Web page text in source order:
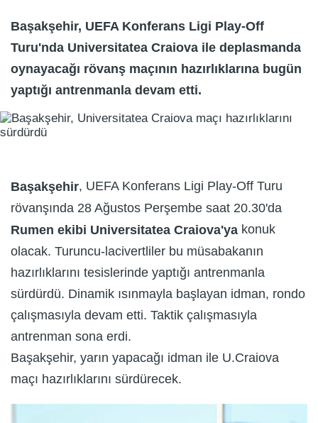
Başakşehir, UEFA Konferans Ligi Play-Off
Turu'nda Universitatea Craiova ile deplasmanda
oynayacağı rövanş maçının hazırlıklarına bugün
yaptığı antrenmanla devam etti.
Başakşehir, UEFA Konferans Ligi Play-Off Turu
rövanşında 28 Ağustos Perşembe saat 20.30'da
Rumen ekibi Universitatea Craiova'ya konuk
olacak. Turuncu-lacivertliler bu müsabakanın
hazırlıklarını tesislerinde yaptığı antrenmanla
sürdürdü. Dinamik ısınmayla başlayan idman, rondo
çalışmasıyla devam etti. Taktik çalışmasıyla
antrenman sona erdi.
Başakşehir, yarın yapacağı idman ile U.Craiova
maçı hazırlıklarını sürdürecek.